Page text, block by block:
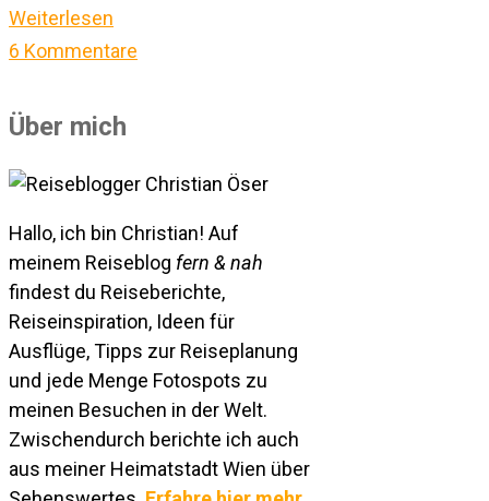
Weiterlesen
6 Kommentare
Über mich
Hallo, ich bin Christian! Auf
meinem Reiseblog fern & nah
findest du Reiseberichte,
Reiseinspiration, Ideen für
Ausflüge, Tipps zur Reiseplanung
und jede Menge Fotospots zu
meinen Besuchen in der Welt.
Zwischendurch berichte ich auch
aus meiner Heimatstadt Wien über